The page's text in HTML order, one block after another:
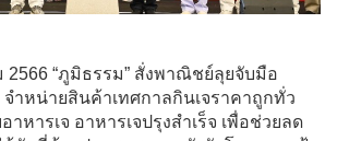
2566 “ภูมิธรรม” สั่งพาณิชย์ลุยจับมือ
ำหน่ายสินค้าเทศกาลกินเจราคาถูกทั่ว
าหารเจ อาหารเจปรุงสำเร็จ เพื่อช่วยลด